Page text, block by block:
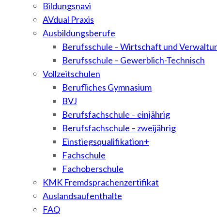
Bildungsnavi
AVdual Praxis
Ausbildungsberufe
Berufsschule – Wirtschaft und
Berufsschule – Gewerblich-Technisch
Vollzeitschulen
Berufliches Gymnasium
BVJ
Berufsfachschule – einjährig
Berufsfachschule – zweijährig
Einstiegsqualifikation+
Fachschule
Fachoberschule
KMK Fremdsprachenzertifikat
Auslandsaufenthalte
FAQ